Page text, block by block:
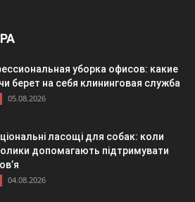
уборка офисов: какие
берет на себя клининговая служба
05.08.2026
ласощі для собак: коли
допомагають підтримувати
04.08.2026